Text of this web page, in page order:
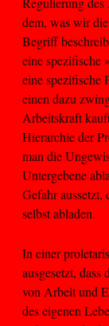
dem, was wir
Begriff
eine spezifische
eine spezifische
einen dazu
Arbeitskraft
Hierarchie der
man die
Untergebene
Gefahr aussetzt,
selbst abladen.
In einer
ausgesetzt,
von Arbeit und
des eigenen